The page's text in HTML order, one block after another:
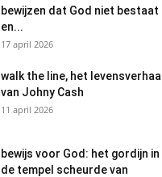
bewijzen dat God niet bestaat
en...
17 april 2026
walk the line, het levensverhaal
van Johny Cash
11 april 2026
bewijs voor God: het gordijn in
de tempel scheurde van